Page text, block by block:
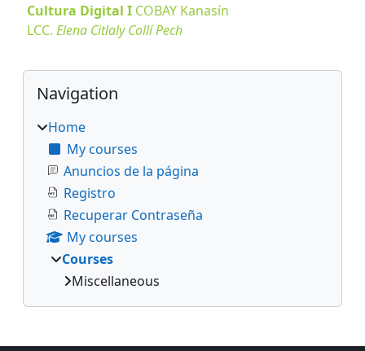
Cultura Digital I COBAY Kanasín
LCC. Elena Citlaly Collí Pech
Blocks
Skip Navigation
Navigation
Home
My courses
Anuncios de la página
Registro
Recuperar Contraseña
My courses
Courses
Miscellaneous
Supplementary blocks